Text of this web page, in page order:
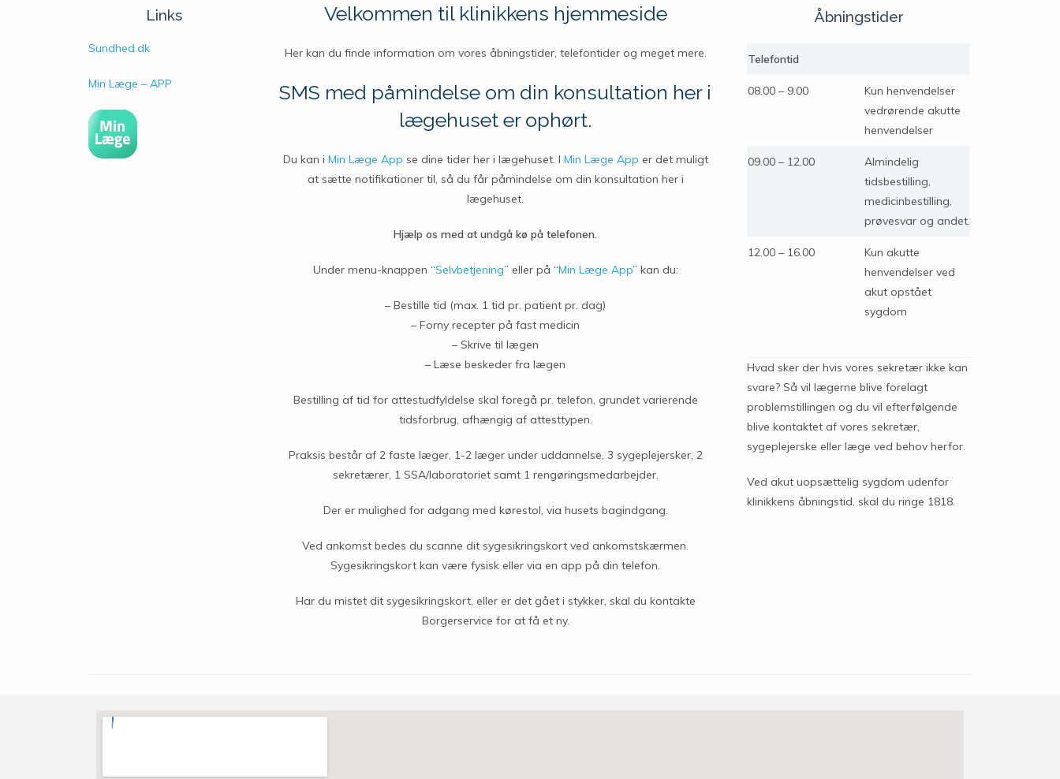
Links
Sundhed.dk
Min Læge – APP
Velkommen til klinikkens hjemmeside
Her kan du finde information om vores åbningstider, telefontider og meget mere.
SMS med påmindelse om din konsultation her i
lægehuset er ophørt.
Du kan i Min Læge App se dine tider her i lægehuset. I Min Læge App er det muligt
at sætte notifikationer til, så du får påmindelse om din konsultation her i
lægehuset.
Hjælp os med at undgå kø på telefonen.
Under menu-knappen “Selvbetjening” eller på “Min Læge App” kan du:
– Bestille tid (max. 1 tid pr. patient pr. dag)
– Forny recepter på fast medicin
– Skrive til lægen
– Læse beskeder fra lægen
Bestilling af tid for attestudfyldelse skal foregå pr. telefon, grundet varierende
tidsforbrug, afhængig af attesttypen.
Praksis består af 2 faste læger, 1-2 læger under uddannelse, 3 sygeplejersker, 2
sekretærer, 1 SSA/laboratoriet samt 1 rengøringsmedarbejder.
Der er mulighed for adgang med kørestol, via husets bagindgang.
Ved ankomst bedes du scanne dit sygesikringskort ved ankomstskærmen.
Sygesikringskort kan være fysisk eller via en app på din telefon.
Har du mistet dit sygesikringskort, eller er det gået i stykker, skal du kontakte
Borgerservice for at få et ny.
Åbningstider
Telefontid
08.00 – 9.00
Kun henvendelser
vedrørende akutte
henvendelser
09.00 – 12.00
Almindelig
tidsbestilling,
medicinbestilling,
prøvesvar og andet.
12.00 – 16.00
Kun akutte
henvendelser ved
akut opstået
sygdom
Hvad sker der hvis vores sekretær ikke kan
svare? Så vil lægerne blive forelagt
problemstillingen og du vil efterfølgende
blive kontaktet af vores sekretær,
sygeplejerske eller læge ved behov herfor.
Ved akut uopsættelig sygdom udenfor
klinikkens åbningstid, skal du ringe 1818.